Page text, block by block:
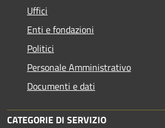
Uffici
Enti e fondazioni
Politici
Personale Amministrativo
Documenti e dati
CATEGORIE DI SERVIZIO